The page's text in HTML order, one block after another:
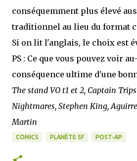
conséquemment plus élevé
traditionnel au lieu du format
Si on lit l'anglais, le choix est
PS : Ce que vous pouvez voir
conséquence ultime d'une
The stand VO t1 et 2, Captain
Nightmares, Stephen King,
Martin
COMICS PLANÈTE SF POST-AP